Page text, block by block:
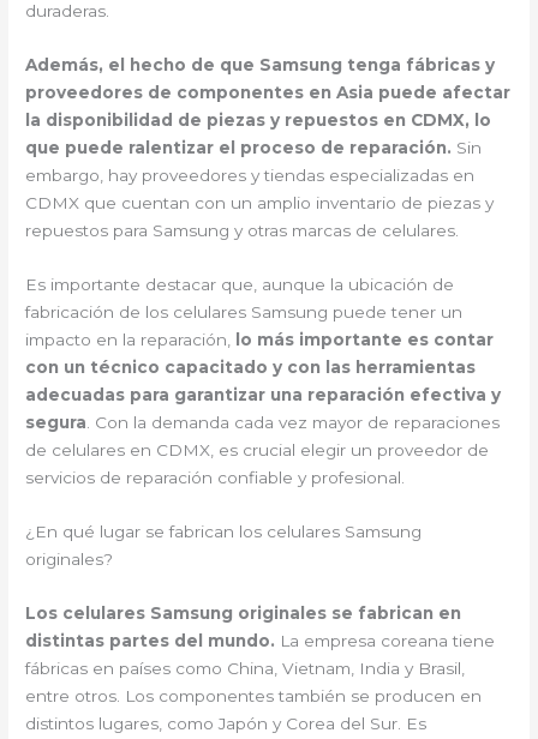
duraderas.
Además, el hecho de que Samsung tenga fábricas y
proveedores de componentes en Asia puede afectar
la disponibilidad de piezas y repuestos en CDMX, lo
que puede ralentizar el proceso de reparación. Sin
embargo, hay proveedores y tiendas especializadas en
CDMX que cuentan con un amplio inventario de piezas y
repuestos para Samsung y otras marcas de celulares.
Es importante destacar que, aunque la ubicación de
fabricación de los celulares Samsung puede tener un
impacto en la reparación, lo más importante es contar
con un técnico capacitado y con las herramientas
adecuadas para garantizar una reparación efectiva y
segura. Con la demanda cada vez mayor de reparaciones
de celulares en CDMX, es crucial elegir un proveedor de
servicios de reparación confiable y profesional.
¿En qué lugar se fabrican los celulares Samsung
originales?
Los celulares Samsung originales se fabrican en
distintas partes del mundo. La empresa coreana tiene
fábricas en países como China, Vietnam, India y Brasil,
entre otros. Los componentes también se producen en
distintos lugares, como Japón y Corea del Sur. Es